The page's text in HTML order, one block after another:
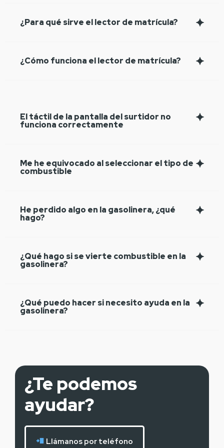
¿Para qué sirve el lector de matrícula?
¿Cómo funciona el lector de matrícula?
El táctil de la pantalla del surtidor no
funciona correctamente
Me he equivocado al seleccionar el tipo de
combustible
He perdido algo en la gasolinera, ¿qué
hago?
¿Qué hago si se vierte combustible en la
gasolinera?
¿Qué puedo hacer si necesito ayuda en la
gasolinera?
¿Te podemos
ayudar?
Llámanos por teléfono